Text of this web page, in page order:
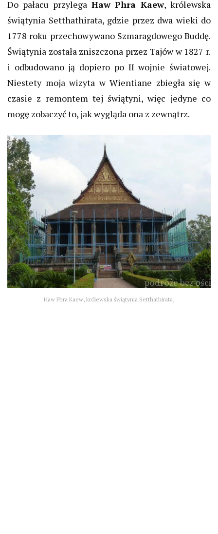
Do pałacu przylega Haw Phra Kaew, królewska
świątynia Setthathirata, gdzie przez dwa wieki do
1778 roku przechowywano Szmaragdowego Buddę.
Świątynia została zniszczona przez Tajów w 1827 r.
i odbudowano ją dopiero po II wojnie światowej.
Niestety moja wizyta w Wientiane zbiegła się w
czasie z remontem tej świątyni, więc jedyne co
mogę zobaczyć to, jak wygląda ona z zewnątrz.
Haw Phra Kaew, królewska świątynia Setthathirata,